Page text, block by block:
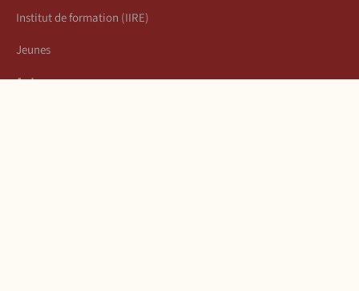
Institut de formation (IIRE)
Jeunes
Auteurs